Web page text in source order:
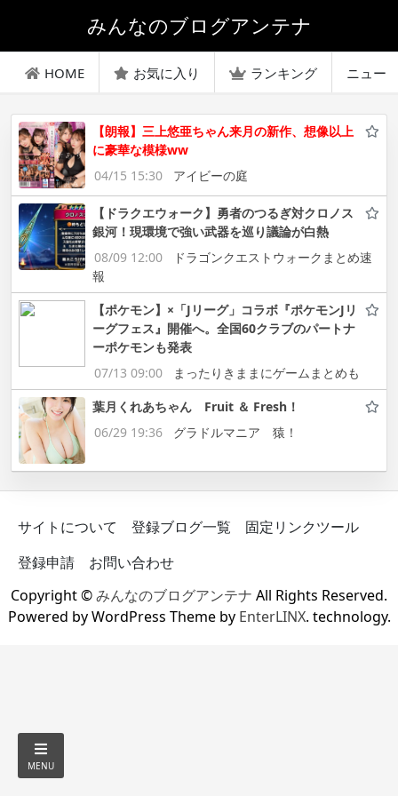
みんなのブログアンテナ
HOME お気に入り ランキング ニュー
【朗報】三上悠亜ちゃん来月の新作、想像以上
に豪華な模様ww
04/15 15:30
アイビーの庭
【ドラクエウォーク】勇者のつるぎ対クロノス
銀河！現環境で強い武器を巡り議論が白熱
08/09 12:00
ドラゴンクエストウォークまとめ速
報
【ポケモン】×「Jリーグ」コラボ『ポケモンJリ
ーグフェス』開催へ。全国60クラブのパートナ
ーポケモンも発表
07/13 09:00
まったりきままにゲームまとめも
葉月くれあちゃん Fruit ＆ Fresh！
06/29 19:36
グラドルマニア 猿！
サイトについて 登録ブログ一覧
固定リンクツール
登録申請
お問い合わせ
Copyright ©みんなのブログアンテナ All Rights Reserved.
Powered by WordPress Theme by EnterLINX. technology.
MENU